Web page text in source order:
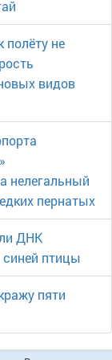
полёту не
видов
нелегальный
пернатых
ДНК
синей птицы
пяти